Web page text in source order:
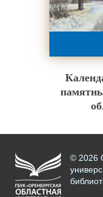
© 2026